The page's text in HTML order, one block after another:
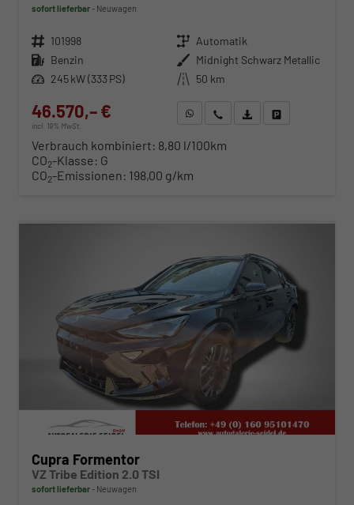
sofort lieferbar Neuwagen
Fahrzeugnr. 101998 Getriebe Automatik
Kraftstoff Benzin Außenfarbe Midnight Schwarz Metallic
Leistung 245 kW (333 PS) Kilometerstand 50 km
46.570,– €
incl. 19% MwSt.
WhatsApp anfragen
Wir rufen Sie anFahrzeugexposé (PDF)
Verbrauch kombiniert: 8,80 l/100km
CO2-Klasse: G
CO2-Emissionen: 198,00 g/km
Cupra Formentor
VZ Tribe Edition 2.0 TSI
sofort lieferbar Neuwagen